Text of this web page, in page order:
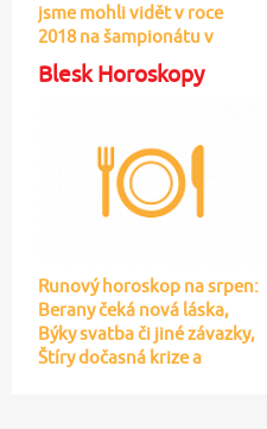
jsme mohli vidět v roce
2018 na šampionátu v
Rusku
Blesk Horoskopy
Runový horoskop na srpen:
Berany čeká nová láska,
Býky svatba či jiné závazky,
Štíry dočasná krize a